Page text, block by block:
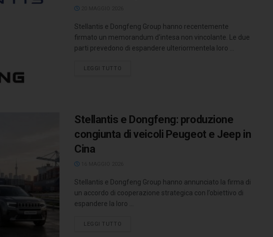
Stellantis e Dongfeng Group hanno recentemente
firmato un memorandum d'intesa non vincolante. Le due
parti prevedono di espandere ulteriormentela loro ...
LEGGI TUTTO
Stellantis e Dongfeng: produzione
congiunta di veicoli Peugeot e Jeep in
Cina
Stellantis e Dongfeng Group hanno annunciato la firma di
un accordo di cooperazione strategica con l’obiettivo di
espandere la loro ...
LEGGI TUTTO